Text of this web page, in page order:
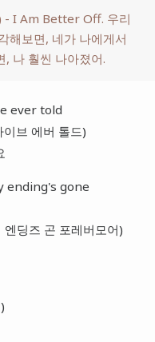
- I Am Better Off. 우리
해보면, 네가 나에게서
, 나 훨씬 나아졌어.
ever told
브 에버 톨드)
ending's gone
딩즈 곤 포레버모어)